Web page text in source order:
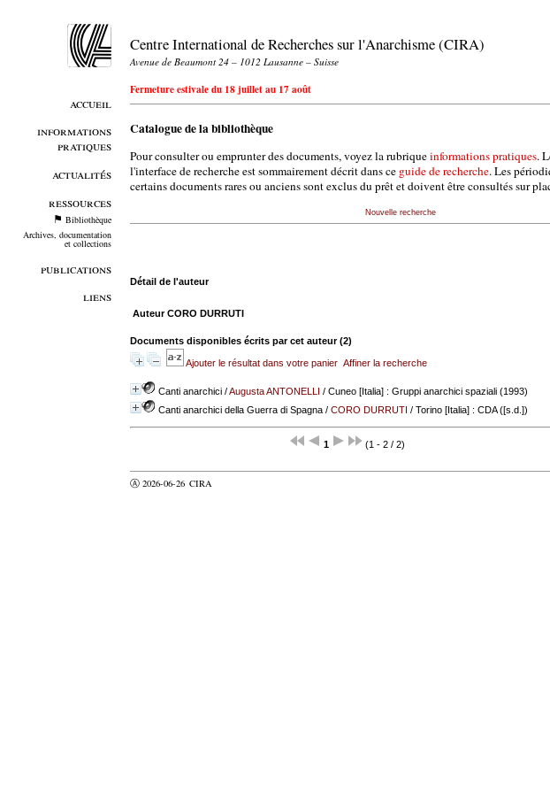
accueil
informations
pratiques
actualités
ressources
Bibliothèque
Archives, documentation
et collections
publications
liens
Centre International de Recherches sur l'Anarchisme (CIRA)
Avenue de Beaumont 24 – 1012 Lausanne – Suisse
Fermeture estivale du 18 juillet au 17 août
Catalogue de la bibliothèque
Pour consulter ou emprunter des documents, voyez la rubriqueinformations pratiques.
l'interface de recherche est sommairement décrit dans ce guide de recherche. Les
certains documents rares ou anciens sont exclus du prêt et doivent être consultés sur
Nouvelle recherche
Détail de l'auteur
Auteur CORO DURRUTI
Documents disponibles écrits par cet auteur (2)
Ajouter le résultat dans votre panier Affiner la recherche
Canti anarchici/Augusta ANTONELLI / Cuneo [Italia] : Gruppi anarchici spaziali (1993)
Canti anarchici della Guerra di Spagna/ CORO DURRUTI / Torino [Italia] : CDA ([s.d.])
1 (1 - 2 / 2)
Ⓐ 2026-06-26 CIRA